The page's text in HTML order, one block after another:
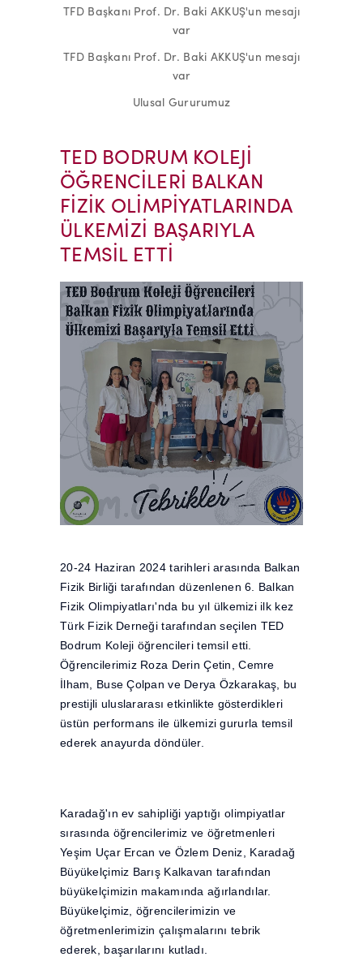
TFD Başkanı Prof. Dr. Baki AKKUŞ'un mesajı
var
TFD Başkanı Prof. Dr. Baki AKKUŞ'un mesajı
var
Ulusal Gururumuz
TED BODRUM KOLEJİ
ÖĞRENCİLERİ BALKAN
FİZİK OLİMPİYATLARINDA
ÜLKEMİZİ BAŞARIYLA
TEMSİL ETTİ
20-24 Haziran 2024 tarihleri arasında Balkan
Fizik Birliği tarafından düzenlenen 6. Balkan
Fizik Olimpiyatları'nda bu yıl ülkemizi ilk kez
Türk Fizik Derneği tarafından seçilen TED
Bodrum Koleji öğrencileri temsil etti.
Öğrencilerimiz Roza Derin Çetin, Cemre
İlham, Buse Çolpan ve Derya Özkarakaş, bu
prestijli uluslararası etkinlikte gösterdikleri
üstün performans ile ülkemizi gururla temsil
ederek anayurda döndüler.
Karadağ'ın ev sahipliği yaptığı olimpiyatlar
sırasında öğrencilerimiz ve öğretmenleri
Yeşim Uçar Ercan ve Özlem Deniz, Karadağ
Büyükelçimiz Barış Kalkavan tarafından
büyükelçimizin makamında ağırlandılar.
Büyükelçimiz, öğrencilerimizin ve
öğretmenlerimizin çalışmalarını tebrik
ederek, başarılarını kutladı.